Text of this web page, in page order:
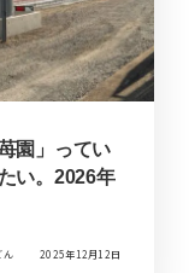
園」ってい
い。2026年
ん 2025年12月12日